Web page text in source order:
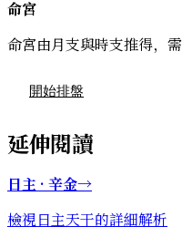
命宮
命宮由月支與時支推得，
開始排盤
延伸閱讀
日主 · 辛金→
檢視日主天干的詳細解析